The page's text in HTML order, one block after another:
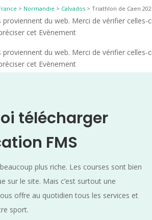
> Normandie > Calvados >Triathlon de Caen
du web. Merci de vérifier celles-
cet Evènement
du web. Merci de vérifier celles-
cet Evènement
télécharger
FMS
plus riche. Les courses sont bien
sur le site. Mais c’est surtout une
offre au quotidien tous les services et
sport.